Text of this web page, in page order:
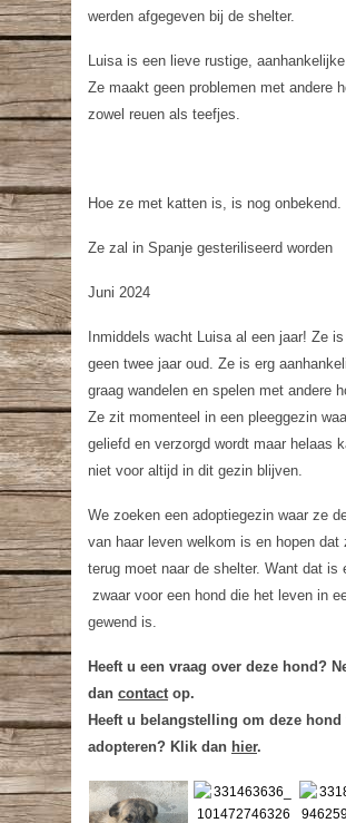
werden afgegeven bij de shelter.
Luisa is een lieve rustige,
Ze maakt geen problemen met andere
zowel reuen als teefjes.
Hoe ze met katten is, is nog onbekend.
Ze zal in Spanje gesteriliseerd worden
Juni 2024
Inmiddels wacht Luisa al een jaar! Ze
geen twee jaar oud. Ze is erg
graag wandelen en spelen met andere
Ze zit momenteel in een pleeggezin
geliefd en verzorgd wordt maar helaas
niet voor altijd in dit gezin blijven.
We zoeken een adoptiegezin waar ze
van haar leven welkom is en hopen dat
terug moet naar de shelter. Want dat is
zwaar voor een hond die het leven in
gewend is.
Heeft u een vraag over deze hond?
dan contactop.
Heeft u belangstelling om deze hond
adopteren? Klik dan hier.